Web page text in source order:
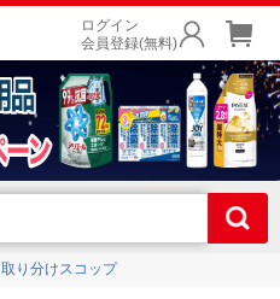
ログイン
会員登録(無料)
取り分けスコップ